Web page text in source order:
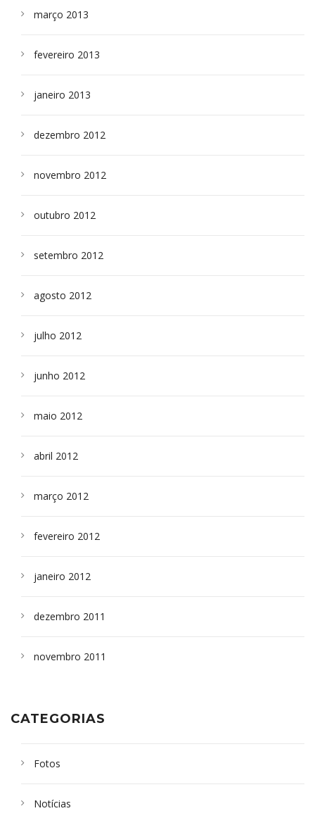
março 2013
fevereiro 2013
janeiro 2013
dezembro 2012
novembro 2012
outubro 2012
setembro 2012
agosto 2012
julho 2012
junho 2012
maio 2012
abril 2012
março 2012
fevereiro 2012
janeiro 2012
dezembro 2011
novembro 2011
CATEGORIAS
Fotos
Notícias